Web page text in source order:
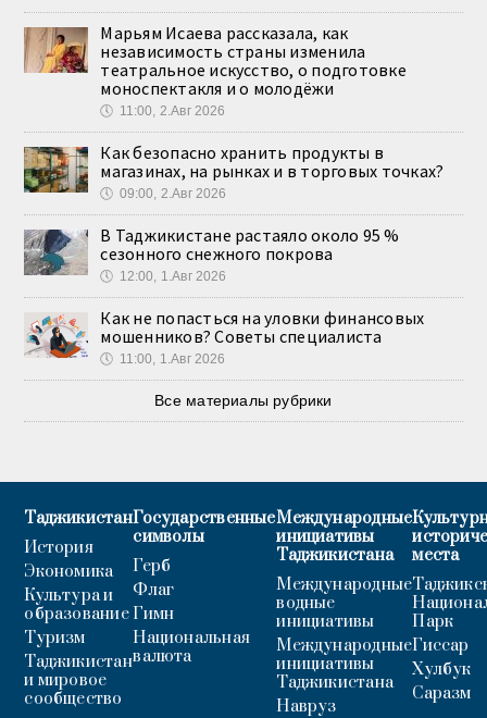
Марьям Исаева рассказала, как
независимость страны изменила
театральное искусство, о подготовке
моноспектакля и о молодёжи
🕔 11:00, 2.Авг 2026
Как безопасно хранить продукты в
магазинах, на рынках и в торговых точках?
🕔 09:00, 2.Авг 2026
В Таджикистане растаяло около 95 %
сезонного снежного покрова
🕔 12:00, 1.Авг 2026
Как не попасться на уловки финансовых
мошенников? Советы специалиста
🕔 11:00, 1.Авг 2026
Все материалы рубрики
Таджикистан
История
Экономика
Культура и
образование
Туризм
Таджикистан
и мировое
сообщество
Государственные
символы
Герб
Флаг
Гимн
Национальная
валюта
Международные
инициативы
Таджикистана
Международные
водные
инициативы
Международные
инициативы
Таджикистана
Навруз
места
Парк
Гиссар
Хулбук
Саразм